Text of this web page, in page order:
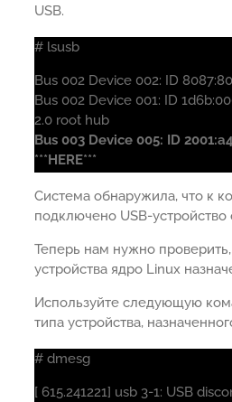
USB.
# lsusb
Bus 002 Device 002: ID
Bus 002 Device 001: ID
2.0 root hub
Bus 003 Device 005: ID
***HERE***
Система обнаружила, что к
подключено USB-устройство
Теперь нам нужно
устройства ядро Linux
Используйте следующую
типа устройства,
# dmesg
[ 615.241221] usb 3-1: USB